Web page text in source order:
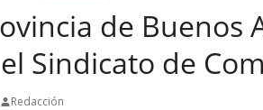
de Buenos
Sindicato de
Redacción